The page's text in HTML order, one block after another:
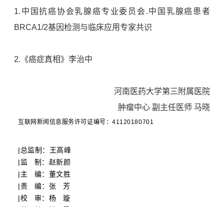
1.中国抗癌协会乳腺癌专业委员会.中国乳腺癌患者
BRCA1/2基因检测与临床应用专家共识
2.《癌症真相》李治中
河南医药大学第三附属医院
肿瘤中心 副主任医师 马晓
互联网新闻信息服务许可证编号：41120180701
|总监制：王高峰
|监 制：赵新颜
|主 编：董文胜
|责 编：张 芳
|校 审：杨 璇